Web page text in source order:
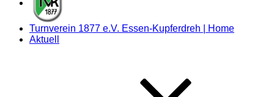
Turnverein 1877 e.V. Essen-Kupferdreh | Home
Aktuell